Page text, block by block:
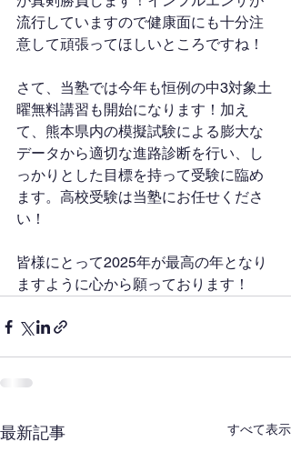
流行していますので健康面にも十分注
意して頑張ってほしいところですね！
さて、当塾では今年も恒例の中3対象土
曜無料講習も開始になります！加え
て、熊本県内の模擬試験による膨大な
データから適切な進路診断を行い、し
っかりとした目標を持って受験に臨め
ます。高校受験は当塾にお任せくださ
い！
皆様にとって2025年が最高の年となり
ますように心から願っております！
最新記事 すべて表示